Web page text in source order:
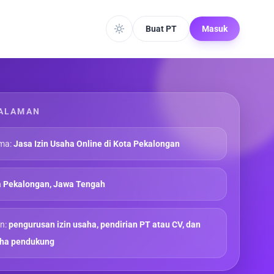
Buat PT Masuk
Jasa Izin Usaha Online di Kota Pekalongan
Pekalongan, Jawa Tengah
pengurusan izin usaha, pendirian PT atau CV, dan
pendukung